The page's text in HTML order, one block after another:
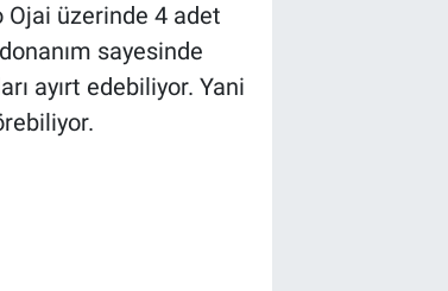
Ojai üzerinde 4 adet
sayesinde
ayırt edebiliyor. Yani